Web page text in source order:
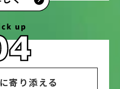
に寄り添える